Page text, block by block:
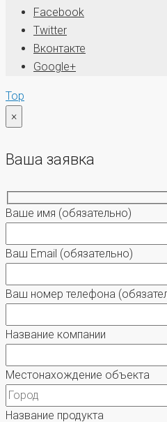
Facebook
Twitter
Вконтакте
Google+
Top
×
Ваша заявка
Ваше имя (обязательно)
Ваш Email (обязательно)
Ваш номер телефона
Название компании
Местонахождение объекта
Название продукта